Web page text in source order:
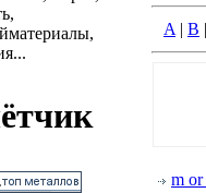
A | B |
m